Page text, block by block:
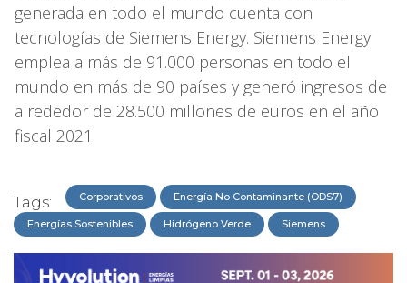
generada en todo el mundo cuenta con
tecnologías de Siemens Energy. Siemens Energy
emplea a más de 91.000 personas en todo el
mundo en más de 90 países y generó ingresos de
alrededor de 28.500 millones de euros en el año
fiscal 2021.
Tags: Corporativos Energía No Contaminante (ODS7)
Energías Sostenibles Hidrógeno Verde Siemens